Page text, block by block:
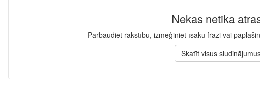
Nekas netika
Pārbaudiet rakstību, izmēģiniet īsāku frāzi vai
Skatīt visus